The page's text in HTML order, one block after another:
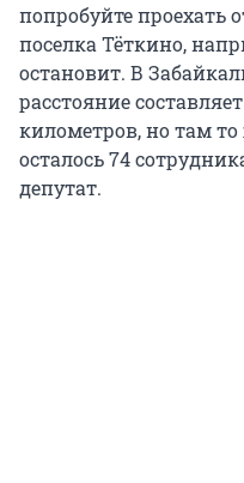
попробуйте проехать
поселка Тёткино,
остановит. В
расстояние
километров, но там то
осталось 74
депутат.